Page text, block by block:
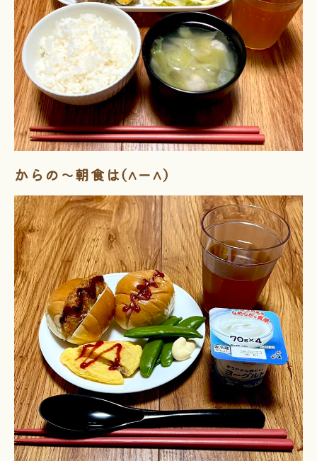
からの～朝食は(^ー^)